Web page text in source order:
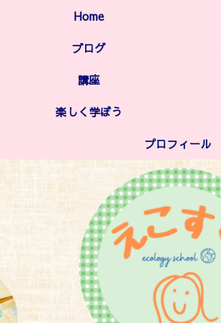
Home
ブログ
講座
楽しく学ぼう
プロフィール